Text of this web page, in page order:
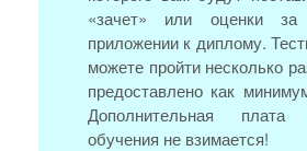
«зачет» или оценки
приложении к диплому.
можете пройти несколько
предоставлено как
Дополнительная
обучения не взимается!